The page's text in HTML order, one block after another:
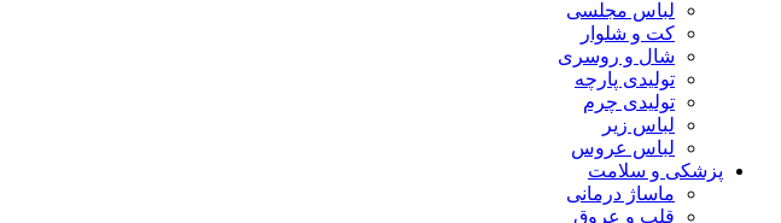
لباس مجلسی
کت و شلوار
شال و روسری
تولیدی پارچه
تولیدی چرم
لباس زیر
لباس عروس
پزشکی و سلامت
ماساژ درمانی
قلب و عروق